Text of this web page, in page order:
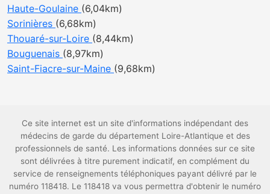
Haute-Goulaine (6,04km)
Sorinières (6,68km)
Thouaré-sur-Loire (8,44km)
Bouguenais (8,97km)
Saint-Fiacre-sur-Maine (9,68km)
Ce site internet est un site d'informations indépendant des
médecins de garde du département Loire-Atlantique et des
professionnels de santé. Les informations données sur ce site
sont délivrées à titre purement indicatif, en complément du
service de renseignements téléphoniques payant délivré par le
numéro 118418. Le 118418 va vous permettra d'obtenir le numéro